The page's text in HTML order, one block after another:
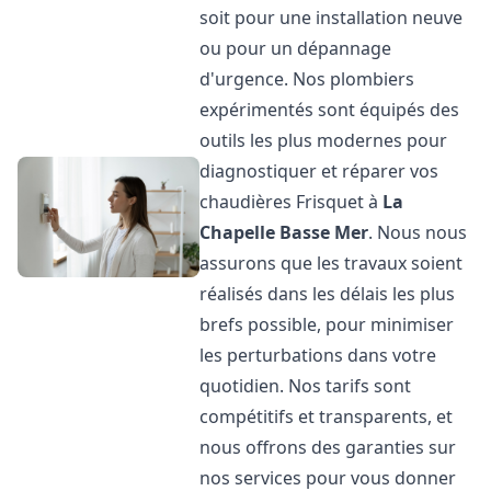
soit pour une installation neuve
ou pour un dépannage
d'urgence. Nos plombiers
expérimentés sont équipés des
outils les plus modernes pour
diagnostiquer et réparer vos
chaudières Frisquet à La
Chapelle Basse Mer. Nous nous
assurons que les travaux soient
réalisés dans les délais les plus
brefs possible, pour minimiser
les perturbations dans votre
quotidien. Nos tarifs sont
compétitifs et transparents, et
nous offrons des garanties sur
nos services pour vous donner